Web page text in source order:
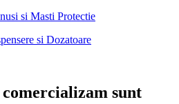
si Masti Protectie
si Dozatoare
comercializam sunt